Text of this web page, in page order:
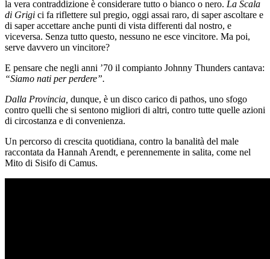
la vera contraddizione è considerare tutto o bianco o nero. La Scala
di Grigi ci fa riflettere sul pregio, oggi assai raro, di saper ascoltare e
di saper accettare anche punti di vista differenti dal nostro, e
viceversa. Senza tutto questo, nessuno ne esce vincitore. Ma poi,
serve davvero un vincitore?
E pensare che negli anni ’70 il compianto Johnny Thunders cantava:
“Siamo nati per perdere”.
Dalla Provincia, dunque, è un disco carico di pathos, uno sfogo
contro quelli che si sentono migliori di altri, contro tutte quelle azioni
di circostanza e di convenienza.
Un percorso di crescita quotidiana, contro la banalità del male
raccontata da Hannah Arendt, e perennemente in salita, come nel
Mito di Sisifo di Camus.